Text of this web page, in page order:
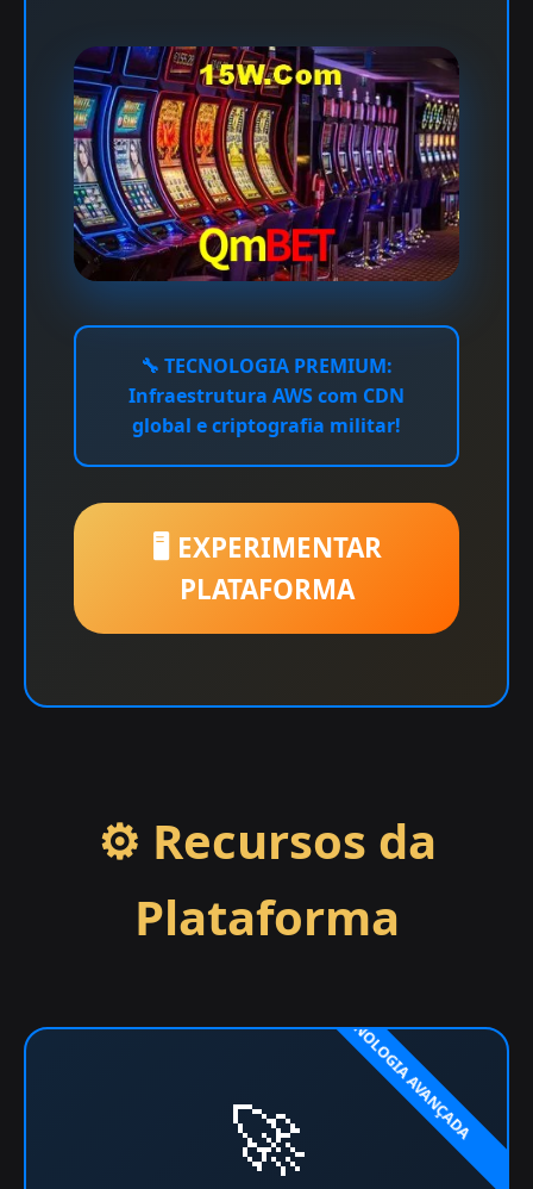
🔧 TECNOLOGIA PREMIUM:
Infraestrutura AWS com CDN
global e criptografia militar!
🖥️ EXPERIMENTAR
PLATAFORMA
⚙️ Recursos da
Plataforma
🚀